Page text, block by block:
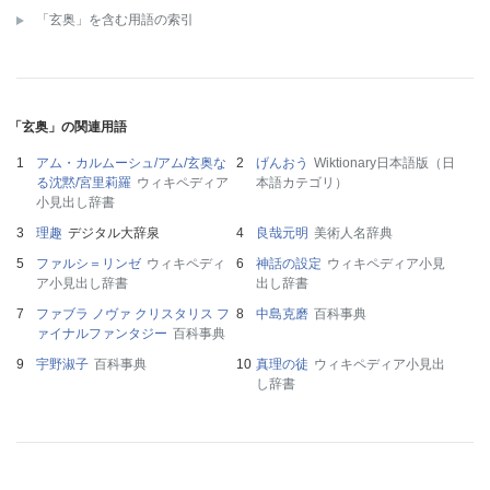
「玄奥」を含む用語の索引
「玄奥」の関連用語
アム・カルムーシュ/アム/玄奥な
る沈黙/宮里莉羅 ウィキペディア
小見出し辞書
げんおう Wiktionary日本語版（日
本語カテゴリ）
理趣 デジタル大辞泉 良哉元明 美術人名辞典
ファルシ＝リンゼ ウィキペディ
ア小見出し辞書
神話の設定 ウィキペディア小見
出し辞書
ファブラ ノヴァ クリスタリス フ
ァイナルファンタジー 百科事典
中島克磨 百科事典
宇野淑子 百科事典 真理の徒 ウィキペディア小見出
し辞書